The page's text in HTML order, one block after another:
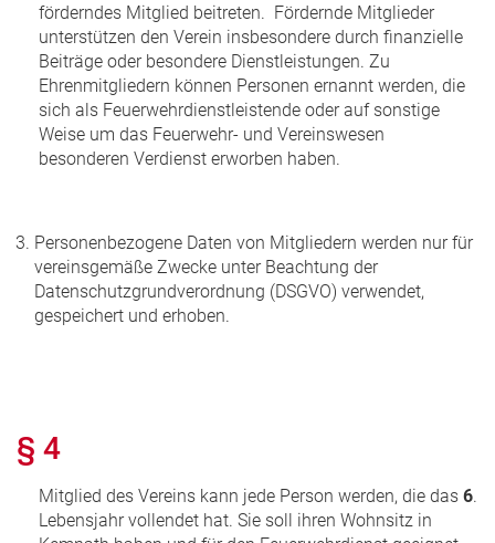
förderndes Mitglied beitreten. Fördernde Mitglieder
unterstützen den Verein insbesondere durch finanzielle
Beiträge oder besondere Dienstleistungen. Zu
Ehrenmitgliedern können Personen ernannt werden, die
sich als Feuerwehrdienstleistende oder auf sonstige
Weise um das Feuerwehr- und Vereinswesen
besonderen Verdienst erworben haben.
Personenbezogene Daten von Mitgliedern werden nur für
vereinsgemäße Zwecke unter Beachtung der
Datenschutzgrundverordnung (DSGVO) verwendet,
gespeichert und erhoben.
§ 4
Mitglied des Vereins kann jede Person werden, die das 6.
Lebensjahr vollendet hat. Sie soll ihren Wohnsitz in